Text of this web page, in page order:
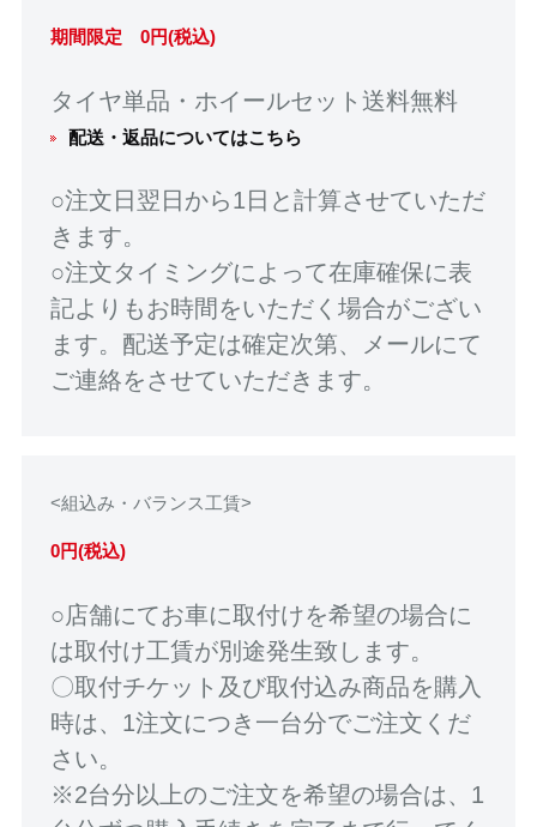
期間限定 0円(税込)
タイヤ単品・ホイールセット送料無料
配送・返品についてはこちら
○注文日翌日から1日と計算させていただ
きます。
○注文タイミングによって在庫確保に表
記よりもお時間をいただく場合がござい
ます。配送予定は確定次第、メールにて
ご連絡をさせていただきます。
<組込み・バランス工賃>
0円(税込)
○店舗にてお車に取付けを希望の場合に
は取付け工賃が別途発生致します。
〇取付チケット及び取付込み商品を購入
時は、1注文につき一台分でご注文くだ
さい。
※2台分以上のご注文を希望の場合は、1